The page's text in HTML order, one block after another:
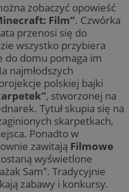
zobaczyć opowieść
Film”. Czwórka
przenosi się do
wszystko przybiera
do domu pomaga im
najmłodszych
polskiej bajki
, stworzonej na
Tytuł skupia się na
skarpetkach,
Ponadto w
zawitają Filmowe
wyświetlone
Sam”. Tradycyjnie
zabawy i konkursy.